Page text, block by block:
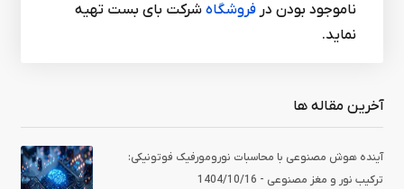
ناموجود بودن در فروشگاه شرکت بای بست تهیه
نماید.
آخرین مقاله ها
آینده‌ هوش مصنوعی با محاسبات نورومورفیک فوتونیکی:
ترکیب نور و مغز مصنوعی - 1404/10/16